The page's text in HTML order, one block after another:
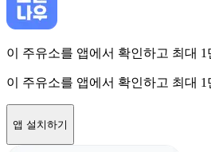
이 주유소를 앱에서 확인하고 최대
이 주유소를 앱에서 확인하고 최대
앱 설치하기